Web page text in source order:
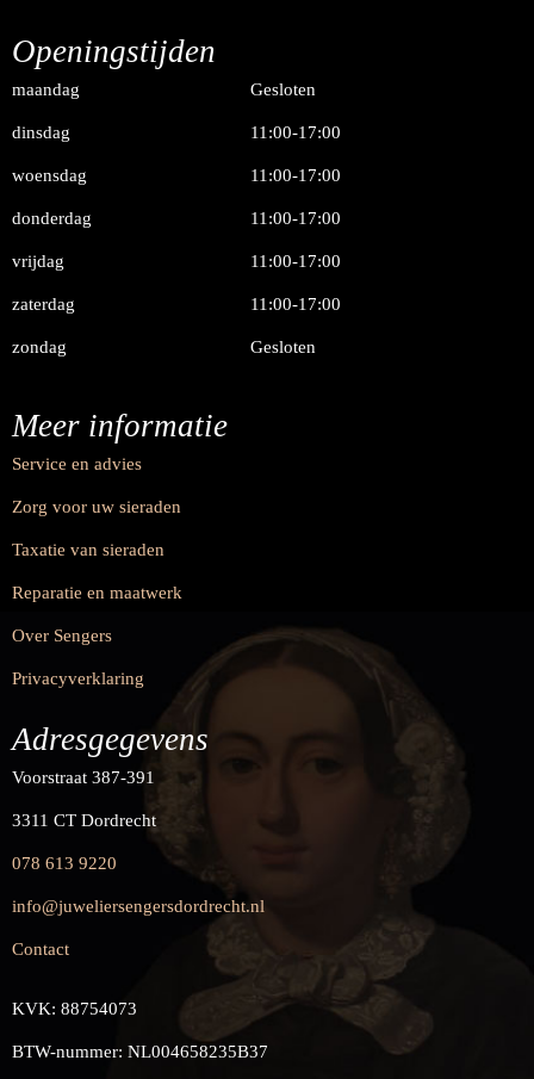
Openingstijden
maandag Gesloten
dinsdag 11:00-17:00
woensdag 11:00-17:00
donderdag 11:00-17:00
vrijdag 11:00-17:00
zaterdag 11:00-17:00
zondag Gesloten
Meer informatie
Service en advies
Zorg voor uw sieraden
Taxatie van sieraden
Reparatie en maatwerk
Over Sengers
Privacyverklaring
Adresgegevens
Voorstraat 387-391
3311 CT Dordrecht
078 613 9220
info@juweliersengersdordrecht.nl
Contact
KVK: 88754073
BTW-nummer: NL004658235B37